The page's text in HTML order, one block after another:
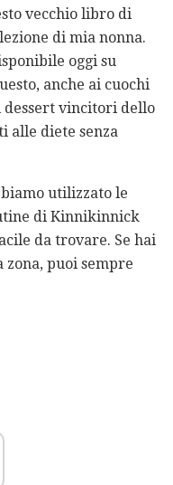
vecchio libro di
di mia nonna.
oggi su
anche ai cuochi
dessert vincitori dello
alle diete senza
utilizzato le
di Kinnikinnick
da trovare. Se hai
puoi sempre